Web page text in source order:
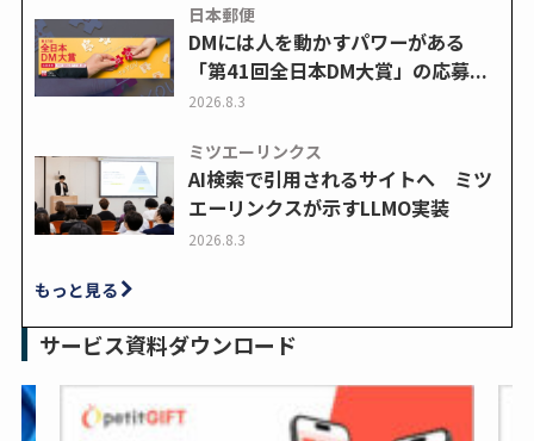
日本郵便
DMには人を動かすパワーがある
「第41回全日本DM大賞」の応募...
2026.8.3
ミツエーリンクス
AI検索で引用されるサイトへ ミツ
エーリンクスが示すLLMO実装
2026.8.3
もっと見る
サービス資料ダウンロード